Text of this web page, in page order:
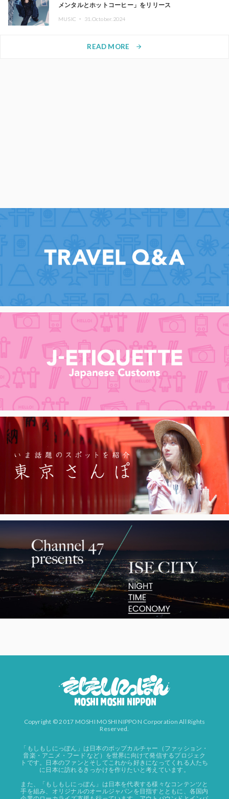
メンタルとホットコーヒー」をリリース
MUSIC ・ 31.October.2024
READ MORE arrow_forward
Copyright © 2017 MOSHI MOSHI NIPPON Corporation All Rights
Reserved.
「もしもしにっぽん」は日本のポップカルチャー（ファッション・
音楽・アニメ・フード など）を世界に向けて発信するプロジェク
トです。日本のファンとそしてこれから好きになってくれる人たち
に日本に訪れるきっかけを作りたいと考えています。
また、「もしもしにっぽん」は日本を代表する様々なコンテンツと
手を組み、オリジナルのオールジャパンを目指すとともに、各国内